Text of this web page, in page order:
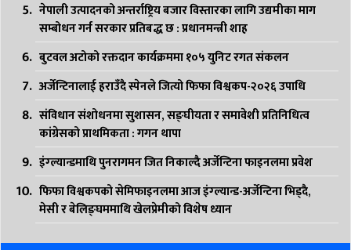
नेपाली उत्पादनको अन्तर्राष्ट्रिय बजार विस्तारका लागि उद्यमीका माग
सम्बोधन गर्न सरकार प्रतिबद्ध छ : प्रधानमन्त्री शाह
बुटवल अटोको रक्तदान कार्यक्रममा १०५ युनिट रगत संकलन
अर्जेन्टिनालाई हराउँदै स्पेनले जित्यो फिफा विश्वकप-२०२६ उपाधि
संविधान संशोधनमा सुशासन, सङ्घीयता र समावेशी प्रतिनिधित्व
कांग्रेसको प्राथमिकता : गगन थापा
इंग्ल्यान्डमाथि पुनरागमन जित निकाल्दै अर्जेन्टिना फाइनलमा प्रवेश
फिफा विश्वकपको सेमिफाइनलमा आज इंग्ल्यान्ड-अर्जेन्टिना भिड्दै,
मेसी र बेलिङ्घममाथि खेलप्रेमीको विशेष ध्यान